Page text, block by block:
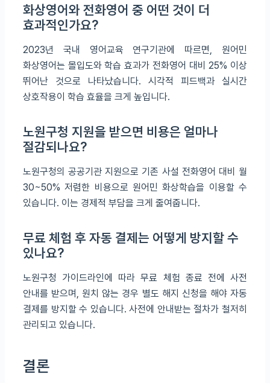
화상영어와 전화영어 중 어떤 것이 더
효과적인가요?
2023년 국내 영어교육 연구기관에 따르면, 원어민
화상영어는 몰입도와 학습 효과가 전화영어 대비 25% 이상
뛰어난 것으로 나타났습니다. 시각적 피드백과 실시간
상호작용이 학습 효율을 크게 높입니다.
노원구청 지원을 받으면 비용은 얼마나
절감되나요?
노원구청의 공공기관 지원으로 기존 사설 전화영어 대비 월
30~50% 저렴한 비용으로 원어민 화상학습을 이용할 수
있습니다. 이는 경제적 부담을 크게 줄여줍니다.
무료 체험 후 자동 결제는 어떻게 방지할 수
있나요?
노원구청 가이드라인에 따라 무료 체험 종료 전에 사전
안내를 받으며, 원치 않는 경우 별도 해지 신청을 해야 자동
결제를 방지할 수 있습니다. 사전에 안내받는 절차가 철저히
관리되고 있습니다.
결론